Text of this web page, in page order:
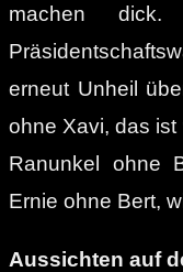
machen dick.
erneut Unheil
ohne Xavi, das ist
Ranunkel ohne
Ernie ohne Bert,
Aussichten auf